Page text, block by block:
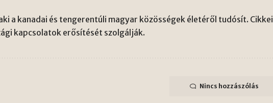
a kanadai és tengerentúli magyar közösségek életéről tudósít. Cikkei
kapcsolatok erősítését szolgálják.
Nincs hozzászólás